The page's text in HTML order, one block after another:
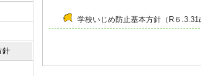
針
学校いじめ防止基本方針（R６.3.31